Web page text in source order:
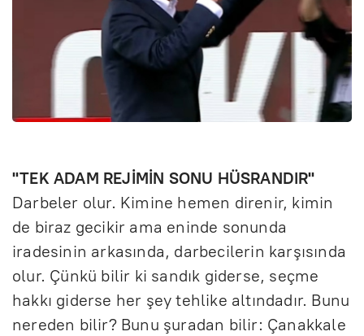
"TEK ADAM REJİMİN SONU HÜSRANDIR"
Darbeler olur. Kimine hemen direnir, kimin
de biraz gecikir ama eninde sonunda
iradesinin arkasında, darbecilerin karşısında
olur. Çünkü bilir ki sandık giderse, seçme
hakkı giderse her şey tehlike altındadır. Bunu
nereden bilir? Bunu şuradan bilir: Çanakkale